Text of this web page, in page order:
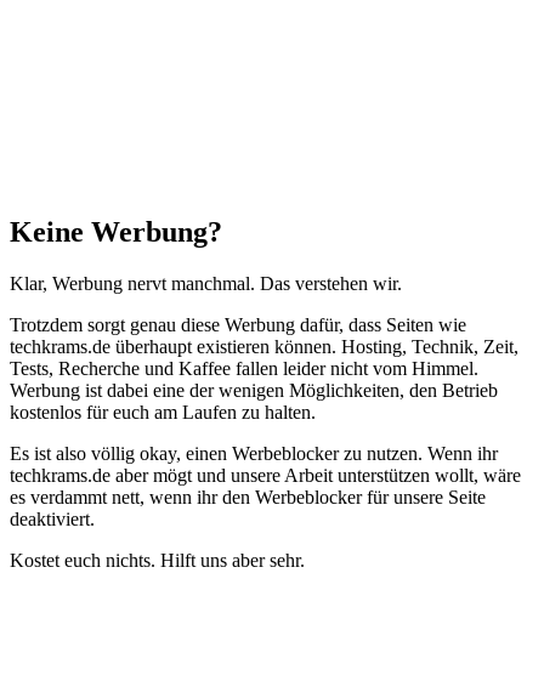
Schließen
Keine Werbung?
Klar, Werbung nervt manchmal. Das verstehen wir.
Trotzdem sorgt genau diese Werbung dafür, dass Seiten wie
techkrams.de überhaupt existieren können. Hosting, Technik, Zeit,
Tests, Recherche und Kaffee fallen leider nicht vom Himmel.
Werbung ist dabei eine der wenigen Möglichkeiten, den Betrieb
kostenlos für euch am Laufen zu halten.
Es ist also völlig okay, einen Werbeblocker zu nutzen. Wenn ihr
techkrams.de aber mögt und unsere Arbeit unterstützen wollt, wäre
es verdammt nett, wenn ihr den Werbeblocker für unsere Seite
deaktiviert.
Kostet euch nichts. Hilft uns aber sehr.